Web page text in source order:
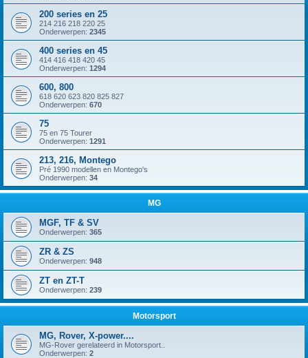
200 series en 25
214 216 218 220 25
Onderwerpen: 2345
400 series en 45
414 416 418 420 45
Onderwerpen: 1294
600, 800
618 620 623 820 825 827
Onderwerpen: 670
75
75 en 75 Tourer
Onderwerpen: 1291
213, 216, Montego
Pré 1990 modellen en Montego's
Onderwerpen: 34
MG
MGF, TF & SV
Onderwerpen: 365
ZR & ZS
Onderwerpen: 948
ZT en ZT-T
Onderwerpen: 239
Motorsport
MG, Rover, X-power....
MG-Rover gerelateerd in Motorsport..
Onderwerpen: 2